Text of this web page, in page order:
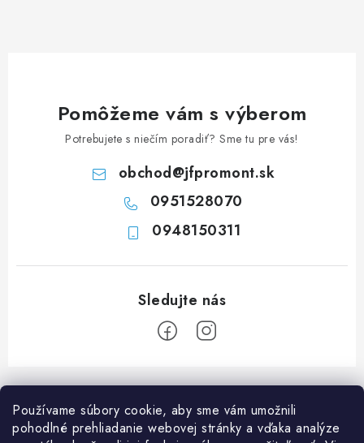
Používame súbory cookie, aby sme vám umožnili
pohodlné prehliadanie webovej stránky a vďaka analýze
Pomôžeme vám s výberom
Potrebujete s niečím poradiť? Sme tu pre vás!
obchod@jfpromont.sk
0951528070
0948150311
Z
á